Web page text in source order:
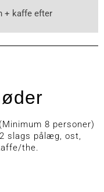
+ kaffe efter
8 personer)
slags pålæg, ost,
the.